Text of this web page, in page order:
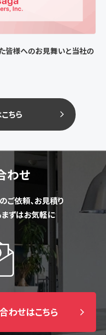
皆様へのお見舞いと当社の
ちら
わせ
ご依頼、お見積り
ずはお気軽に
わせはこちら